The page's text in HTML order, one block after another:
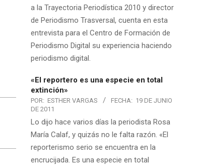
a la Trayectoria Periodística 2010 y director
de Periodismo Trasversal, cuenta en esta
entrevista para el Centro de Formación de
Periodismo Digital su experiencia haciendo
periodismo digital.
«El reportero es una especie en total
extinción»
POR: ESTHER VARGAS FECHA: 19 DE JUNIO
DE 2011
Lo dijo hace varios días la periodista Rosa
María Calaf, y quizás no le falta razón. «El
reporterismo serio se encuentra en la
encrucijada. Es una especie en total